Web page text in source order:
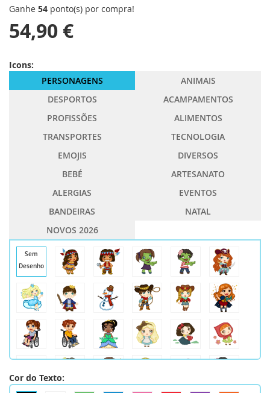
Ganhe 54 ponto(s) por compra!
54,90 €
Icons:
PERSONAGENS
ANIMAIS
DESPORTOS
ACAMPAMENTOS
PROFISSÕES
ALIMENTOS
TRANSPORTES
TECNOLOGIA
EMOJIS
DIVERSOS
BEBÉ
ARTESANATO
ALERGIAS
EVENTOS
BANDEIRAS
NATAL
NOVOS 2026
Sem
Desenho
Cor do Texto: